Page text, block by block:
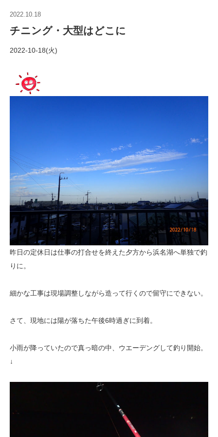
2022.10.18
チニング・大型はどこに
2022-10-18(火)
昨日の定休日は仕事の打合せを終えた夕方から浜名湖へ単独で釣
りに。
細かな工事は現場調整しながら造って行くので留守にできない。
さて、現地には陽が落ちた午後6時過ぎに到着。
小雨が降っていたので真っ暗の中、ウエーデングして釣り開始。
↓